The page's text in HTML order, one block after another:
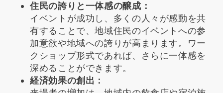
住民の誇りと一体感の醸成：
イベントが成功し、多くの人々が感動を共
有することで、地域住民のイベントへの参
加意欲や地域への誇りが高まります。ワー
クショップ形式であれば、さらに一体感を
深めることができます。
経済効果の創出：